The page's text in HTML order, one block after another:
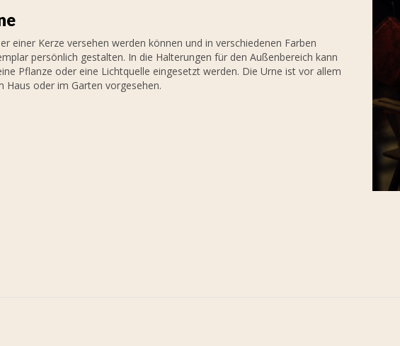
einer Kerze versehen werden können und in verschiedenen Farben
persönlich gestalten. In die Halterungen für den Außenbereich kann
Pflanze oder eine Lichtquelle eingesetzt werden. Die Urne ist vor allem
Haus oder im Garten vorgesehen.